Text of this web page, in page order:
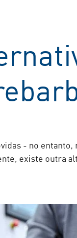
- no
existe outra